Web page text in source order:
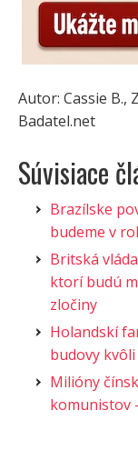
Autor: Cassie B.,
Badatel.net
Súvisiace
Brazílske
budeme v
Britská
ktorí budú
zločiny
Holandskí
budovy
Milióny
komunistov